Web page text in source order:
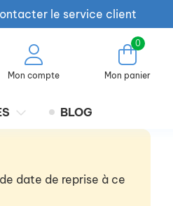
le service client
Mon compte
0
Mon panier
BLOG
date de reprise à ce